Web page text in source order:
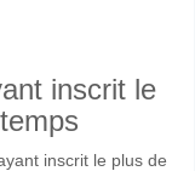
inscrit le
inscrit le plus de